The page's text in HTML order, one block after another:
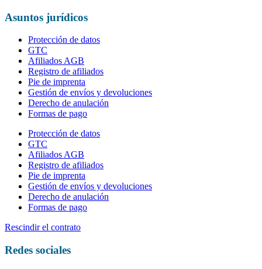
Asuntos jurídicos
Protección de datos
GTC
Afiliados AGB
Registro de afiliados
Pie de imprenta
Gestión de envíos y devoluciones
Derecho de anulación
Formas de pago
Protección de datos
GTC
Afiliados AGB
Registro de afiliados
Pie de imprenta
Gestión de envíos y devoluciones
Derecho de anulación
Formas de pago
Rescindir el contrato
Redes sociales